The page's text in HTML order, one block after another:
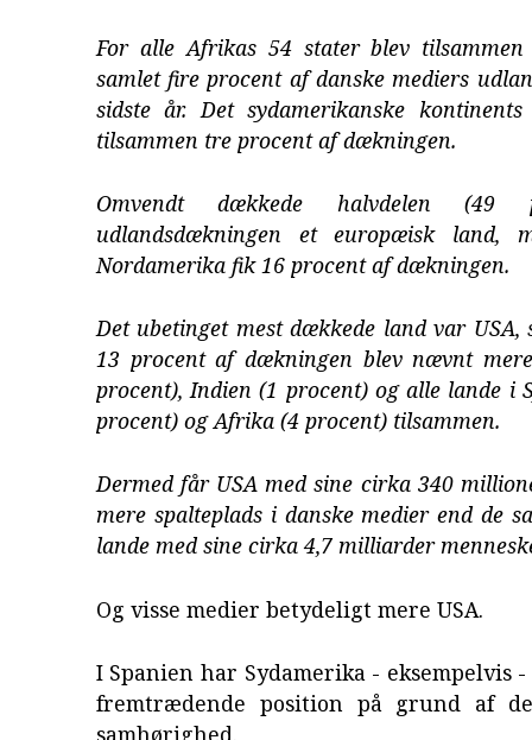
For alle Afrikas 54 stater blev
samlet fire procent af danske mediers
sidste år. Det sydamerikanske
tilsammen tre procent af dækningen.
Omvendt dækkede halvdelen (49
udlandsdækningen et europæisk land,
Nordamerika fik 16 procent af dækningen.
Det ubetinget mest dækkede land var USA,
13 procent af dækningen blev nævnt
procent), Indien (1 procent) og alle lande i
procent) og Afrika (4 procent) tilsammen.
Dermed får USA med sine cirka 340
mere spalteplads i danske medier end de
lande med sine cirka 4,7 milliarder
Og visse medier betydeligt mere USA.
I Spanien har Sydamerika - eksempelvis
fremtrædende position på grund af
samhørighed.